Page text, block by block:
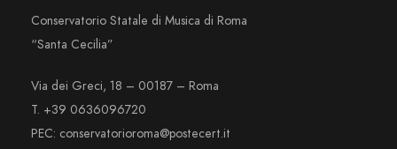
Conservatorio Statale di Musica di Roma
“Santa Cecilia”
Via dei Greci, 18 – 00187 – Roma
T. +39 0636096720
PEC: conservatorioroma@postecert.it